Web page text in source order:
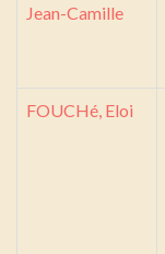
Jean-Camille
FOUCHé, Eloi